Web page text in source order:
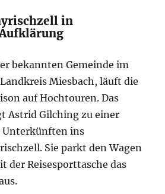
in
bekannten Gemeinde im
Miesbach, läuft die
auf Hochtouren. Das
Astrid Gilching zu einer
ins
Sie parkt den Wagen
der Reisesporttasche das